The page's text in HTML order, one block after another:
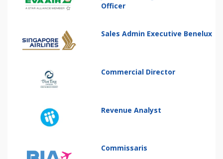
Officer
Sales Admin Executive Benelux
Commercial Director
Revenue Analyst
Commissaris